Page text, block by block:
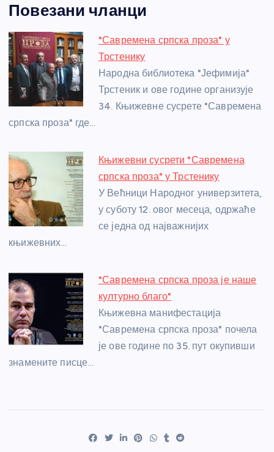
c
e
b
o
o
k
ss
e
n
g
er
itt
er
er at
s
A
p
p
a
e
e
e
Повезани чланци
"Савремена српска проза" у
Трстенику
Народна библиотека "Јефимија"
Трстеник и ове године организује
34. Књижевне сусрете "Савремена
српска проза" где…
Књижевни сусрети "Савремена
српска проза" у Трстенику
У Већници Народног универзитета,
у суботу 12. овог месеца, одржаће
се једна од најважнијих
књижевних…
"Савремена српска проза је наше
културно благо"
Књижевна манифестација
"Савремена српска проза" почела
је ове године по 35. пут окупивши
знамените писце…